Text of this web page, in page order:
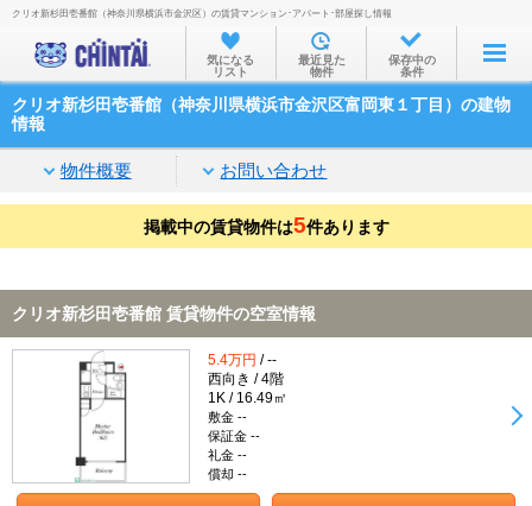
お部屋を探す
沿線・駅から
家賃相場から
通勤通学時間から
物件特集から
不動産会社から
TOP
クリオ新杉田壱番館（神奈川県横浜市金沢区）の賃貸マンション･アパート･部屋探し情報
気になる
リスト
最近見た
物件
保存中の
条件
クリオ新杉田壱番館（神奈川県横浜市金沢区富岡東１丁目）の建物
情報
物件概要 お問い合わせ
掲載中の賃貸物件は5件あります
クリオ新杉田壱番館 賃貸物件の空室情報
5.4万円 / --
西向き / 4階
1K / 16.49㎡
敷金 --
保証金 --
礼金 --
償却 --